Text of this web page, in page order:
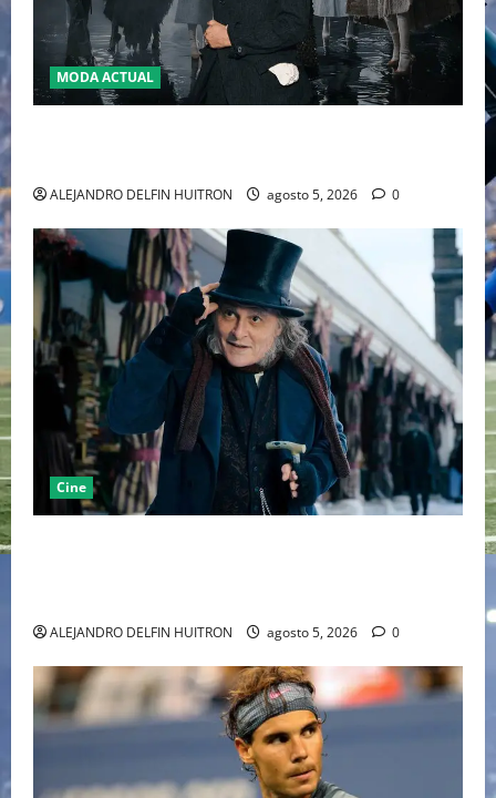
MODA ACTUAL
ALEJANDRO DELFIN HUITRON agosto 5, 2026 0
Cine
ALEJANDRO DELFIN HUITRON agosto 5, 2026 0